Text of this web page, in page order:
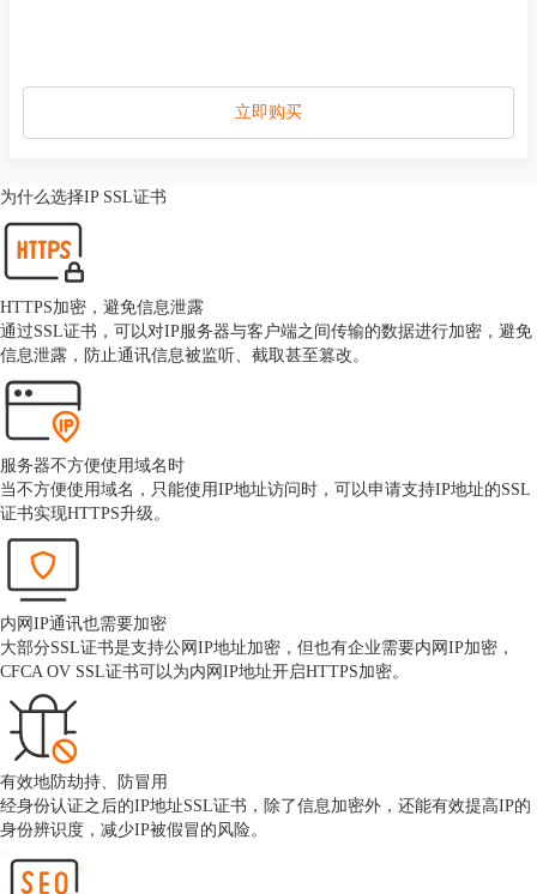
立即购买
为什么选择IP SSL证书
HTTPS加密，避免信息泄露
通过SSL证书，可以对IP服务器与客户端之间传输的数据进行加密，避免
信息泄露，防止通讯信息被监听、截取甚至篡改。
服务器不方便使用域名时
当不方便使用域名，只能使用IP地址访问时，可以申请支持IP地址的SSL
证书实现HTTPS升级。
内网IP通讯也需要加密
大部分SSL证书是支持公网IP地址加密，但也有企业需要内网IP加密，
CFCA OV SSL证书可以为内网IP地址开启HTTPS加密。
有效地防劫持、防冒用
经身份认证之后的IP地址SSL证书，除了信息加密外，还能有效提高IP的
身份辨识度，减少IP被假冒的风险。